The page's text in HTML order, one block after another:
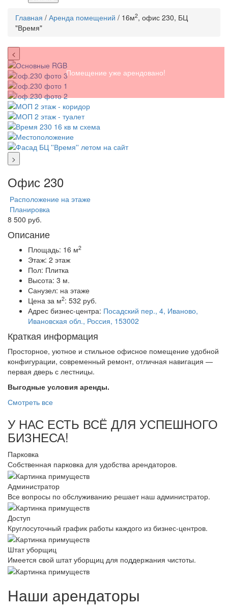
Главная / Аренда помещений / 16м2, офис 230, БЦ
"Время"
Помещение уже арендовано!
<
>
Офис 230
Расположение на этаже
Планировка
8 500 руб.
Описание
Площадь: 16 м2
Этаж: 2 этаж
Пол: Плитка
Высота: 3 м.
Санузел: на этаже
Цена за м2: 532 руб.
Адрес бизнес-центра: Посадский пер., 4, Иваново,
Ивановская обл., Россия, 153002
Краткая информация
Просторное, уютное и стильное офисное помещение удобной
конфигурации, современный ремонт, отличная навигация —
первая дверь с лестницы.
Выгодные условия аренды.
Смотреть все
У НАС ЕСТЬ ВСЁ ДЛЯ УСПЕШНОГО
БИЗНЕСА!
Парковка
Собственная парковка для удобства арендаторов.
Администратор
Все вопросы по обслуживанию решает наш администратор.
Доступ
Круглосуточный график работы каждого из бизнес-центров.
Штат уборщиц
Имеется свой штат уборщиц для поддержания чистоты.
Наши арендаторы